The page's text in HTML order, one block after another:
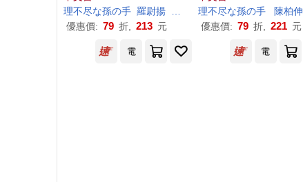
理不尽な孫の手 羅尉揚
シロタカ
優惠價: 79 折, 213 元
理不尽な孫の手 陳柏伸
優惠價: 79 折, 221 元
電 電